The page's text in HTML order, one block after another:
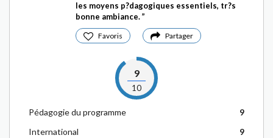
les moyens p?dagogiques essentiels, tr?s
bonne ambiance.
Favoris Partager
9
10
Pédagogie du programme
9
International
9